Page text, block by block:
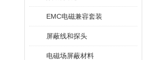
EMC电磁兼容套装
屏蔽线和探头
电磁场屏蔽材料